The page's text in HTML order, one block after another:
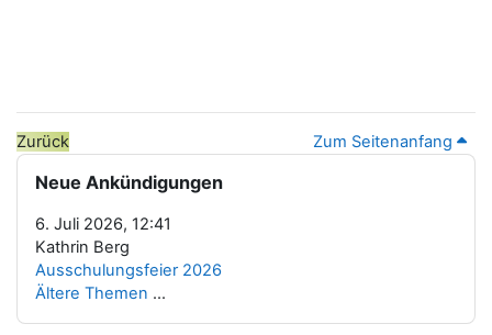
Zurück Zum Seitenanfang
Blöcke
Neue Ankündigungen überspringen
Neue Ankündigungen
6. Juli 2026, 12:41
Kathrin Berg
Ausschulungsfeier 2026
Ältere Themen ...